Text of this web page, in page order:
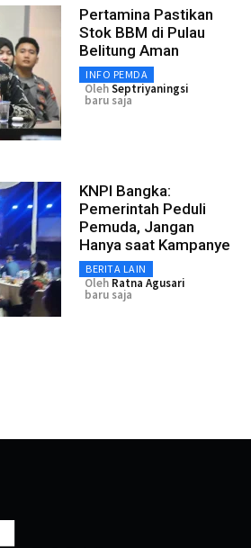
Pertamina Pastikan
Stok BBM di Pulau
Belitung Aman
INFO PEMDA
OlehSeptriyaningsi
baru saja
KNPI Bangka:
Pemerintah Peduli
Pemuda, Jangan
Hanya saat Kampanye
BERITA LAIN
Oleh Ratna Agusari
baru saja